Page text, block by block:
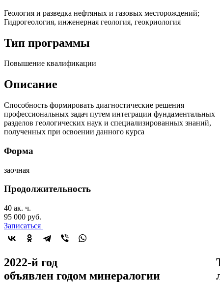
Геология и разведка нефтяных и газовых месторождений;
Гидрогеология, инженерная геология, геокриология
Тип программы
Повышение квалификации
Описание
Способность формировать диагностические решения
профессиональных задач путем интеграции фундаментальных
разделов геологических наук и специализированных знаний,
полученных при освоении данного курса
Форма
заочная
Продолжительность
40 ак. ч.
95 000 руб.
Записаться
2022-й год
объявлен годом минералогии